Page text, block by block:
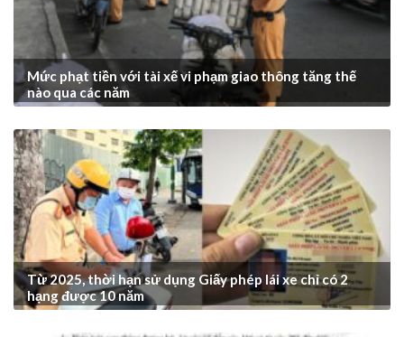
Mức phạt tiền với tài xế vi phạm giao thông tăng thế
nào qua các năm
Từ 2025, thời hạn sử dụng Giấy phép lái xe chỉ có 2
hạng được 10 năm